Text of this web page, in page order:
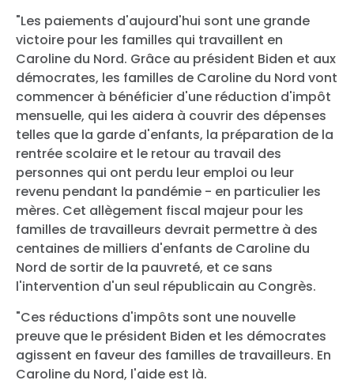
"Les paiements d'aujourd'hui sont une grande
victoire pour les familles qui travaillent en
Caroline du Nord. Grâce au président Biden et aux
démocrates, les familles de Caroline du Nord vont
commencer à bénéficier d'une réduction d'impôt
mensuelle, qui les aidera à couvrir des dépenses
telles que la garde d'enfants, la préparation de la
rentrée scolaire et le retour au travail des
personnes qui ont perdu leur emploi ou leur
revenu pendant la pandémie - en particulier les
mères. Cet allègement fiscal majeur pour les
familles de travailleurs devrait permettre à des
centaines de milliers d'enfants de Caroline du
Nord de sortir de la pauvreté, et ce sans
l'intervention d'un seul républicain au Congrès.
"Ces réductions d'impôts sont une nouvelle
preuve que le président Biden et les démocrates
agissent en faveur des familles de travailleurs. En
Caroline du Nord, l'aide est là.